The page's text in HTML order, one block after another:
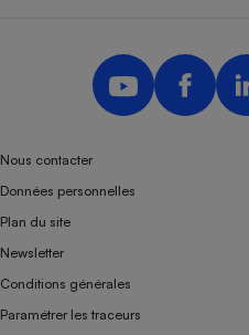
Nous contacter
Données personnelles
Plan du site
Newsletter
Conditions générales
Paramétrer les traceurs